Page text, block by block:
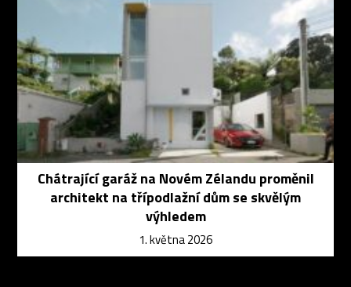
Chátrající garáž na Novém Zélandu proměnil
architekt na třípodlažní dům se skvělým
výhledem
1. května 2026